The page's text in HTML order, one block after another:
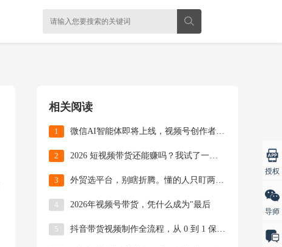
相关阅读
1 微信AI智能体即将上线，视频号创作者2026年必
2 2026 短视频带货还能赚吗？我试了一圈 AI
3 外贸选平台，别瞎折腾。懂的人只盯两个：Faceb
4 2026年视频号带货，凭什么成为"最后
5 抖音带货视频制作全流程，从 0 到 1 保姆级教
授权
导师